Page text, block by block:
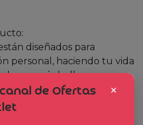
diseñados para
personal, haciendo tu vida
la vez más bella.
×
de Ofertas